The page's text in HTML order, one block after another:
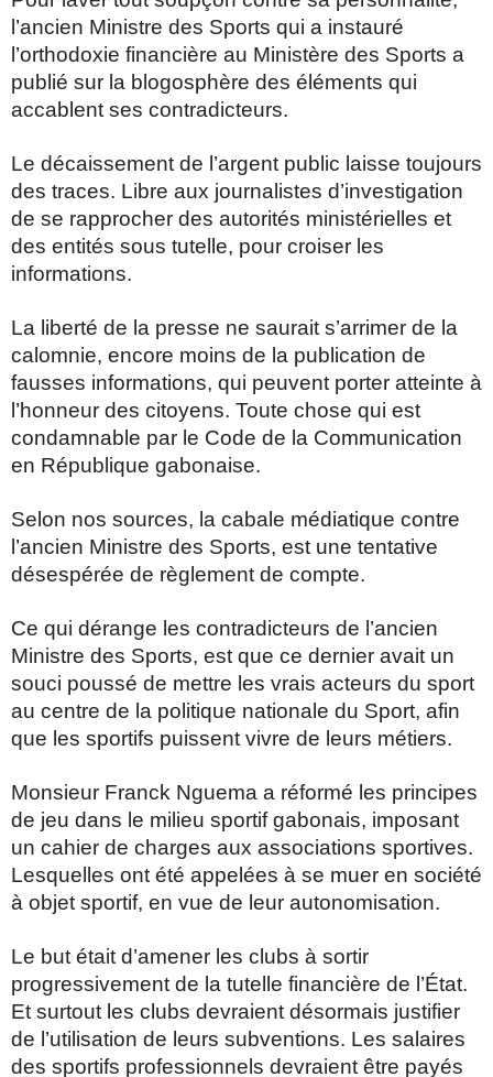
l’ancien Ministre des Sports qui a instauré
l’orthodoxie financière au Ministère des Sports a
publié sur la blogosphère des éléments qui
accablent ses contradicteurs.
Le décaissement de l’argent public laisse toujours
des traces. Libre aux journalistes d’investigation
de se rapprocher des autorités ministérielles et
des entités sous tutelle, pour croiser les
informations.
La liberté de la presse ne saurait s’arrimer de la
calomnie, encore moins de la publication de
fausses informations, qui peuvent porter atteinte à
l’honneur des citoyens. Toute chose qui est
condamnable par le Code de la Communication
en République gabonaise.
Selon nos sources, la cabale médiatique contre
l’ancien Ministre des Sports, est une tentative
désespérée de règlement de compte.
Ce qui dérange les contradicteurs de l’ancien
Ministre des Sports, est que ce dernier avait un
souci poussé de mettre les vrais acteurs du sport
au centre de la politique nationale du Sport, afin
que les sportifs puissent vivre de leurs métiers.
Monsieur Franck Nguema a réformé les principes
de jeu dans le milieu sportif gabonais, imposant
un cahier de charges aux associations sportives.
Lesquelles ont été appelées à se muer en société
à objet sportif, en vue de leur autonomisation.
Le but était d’amener les clubs à sortir
progressivement de la tutelle financière de l’État.
Et surtout les clubs devraient désormais justifier
de l’utilisation de leurs subventions. Les salaires
des sportifs professionnels devraient être payés